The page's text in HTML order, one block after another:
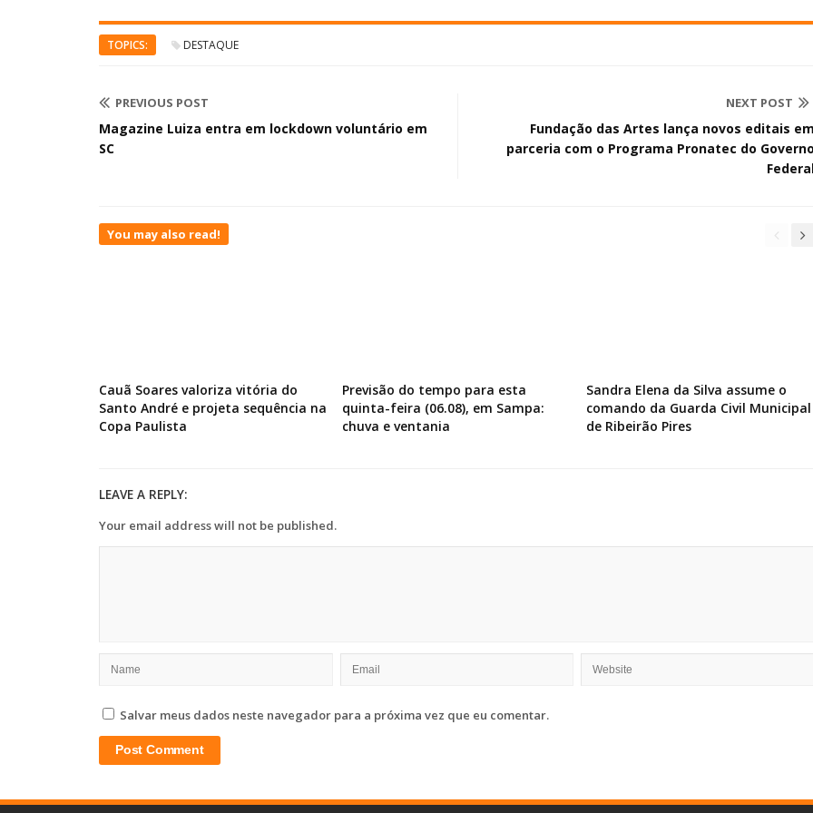
TOPICS: DESTAQUE
PREVIOUS POST
Magazine Luiza entra em lockdown voluntário em
SC
NEXT POST
Fundação das Artes lança novos editais em
parceria com o Programa Pronatec do Governo
You may also read!
Cauã Soares valoriza vitória do
Santo André e projeta sequência na
Copa Paulista
Previsão do tempo para esta
quinta-feira (06.08), em Sampa:
chuva e ventania
Sandra Elena da Silva assume o
comando da Guarda Civil Municipal
de Ribeirão Pires
LEAVE A REPLY:
Your email address will not be published.
Salvar meus dados neste navegador para a próxima vez que eu comentar.